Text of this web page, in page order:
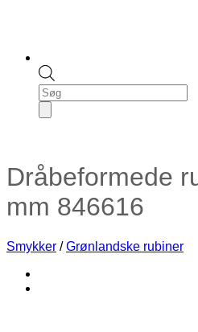
Products
search
Dråbeformede
mm 846616
Smykker / Grønlandske rubiner